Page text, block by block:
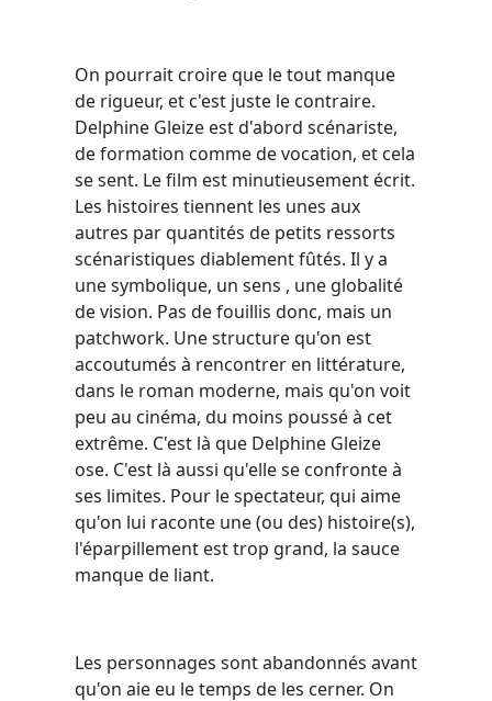
On pourrait croire que le tout manque
de rigueur, et c'est juste le contraire.
Delphine Gleize est d'abord scénariste,
de formation comme de vocation, et cela
se sent. Le film est minutieusement écrit.
Les histoires tiennent les unes aux
autres par quantités de petits ressorts
scénaristiques diablement fûtés. Il y a
une symbolique, un sens , une globalité
de vision. Pas de fouillis donc, mais un
patchwork. Une structure qu'on est
accoutumés à rencontrer en littérature,
dans le roman moderne, mais qu'on voit
peu au cinéma, du moins poussé à cet
extrême. C'est là que Delphine Gleize
ose. C'est là aussi qu'elle se confronte à
ses limites. Pour le spectateur, qui aime
qu'on lui raconte une (ou des) histoire(s),
l'éparpillement est trop grand, la sauce
manque de liant.
Les personnages sont abandonnés avant
qu'on aie eu le temps de les cerner. On